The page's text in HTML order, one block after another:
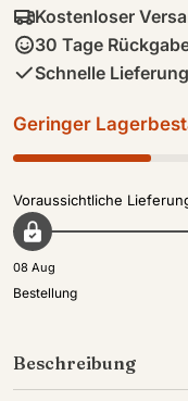
Kostenloser
30 Tage
Schnelle Lieferung
Geringer
Voraussichtliche
08 Aug
Bestellung
Beschreibung